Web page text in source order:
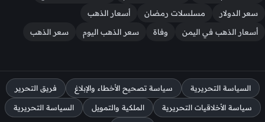
سعر الدولار
مسلسلات رمضان
أسعار الذهب
أسعار الذهب في اليمن
وفاة سعر الذهب اليوم سعر الذهب
السياسة التحريرية سياسة تصحيح الأخطاء والإبلاغ فريق التحرير
سياسة الأخلاقيات التحريرية الملكية والتمويل السياسة التحريرية